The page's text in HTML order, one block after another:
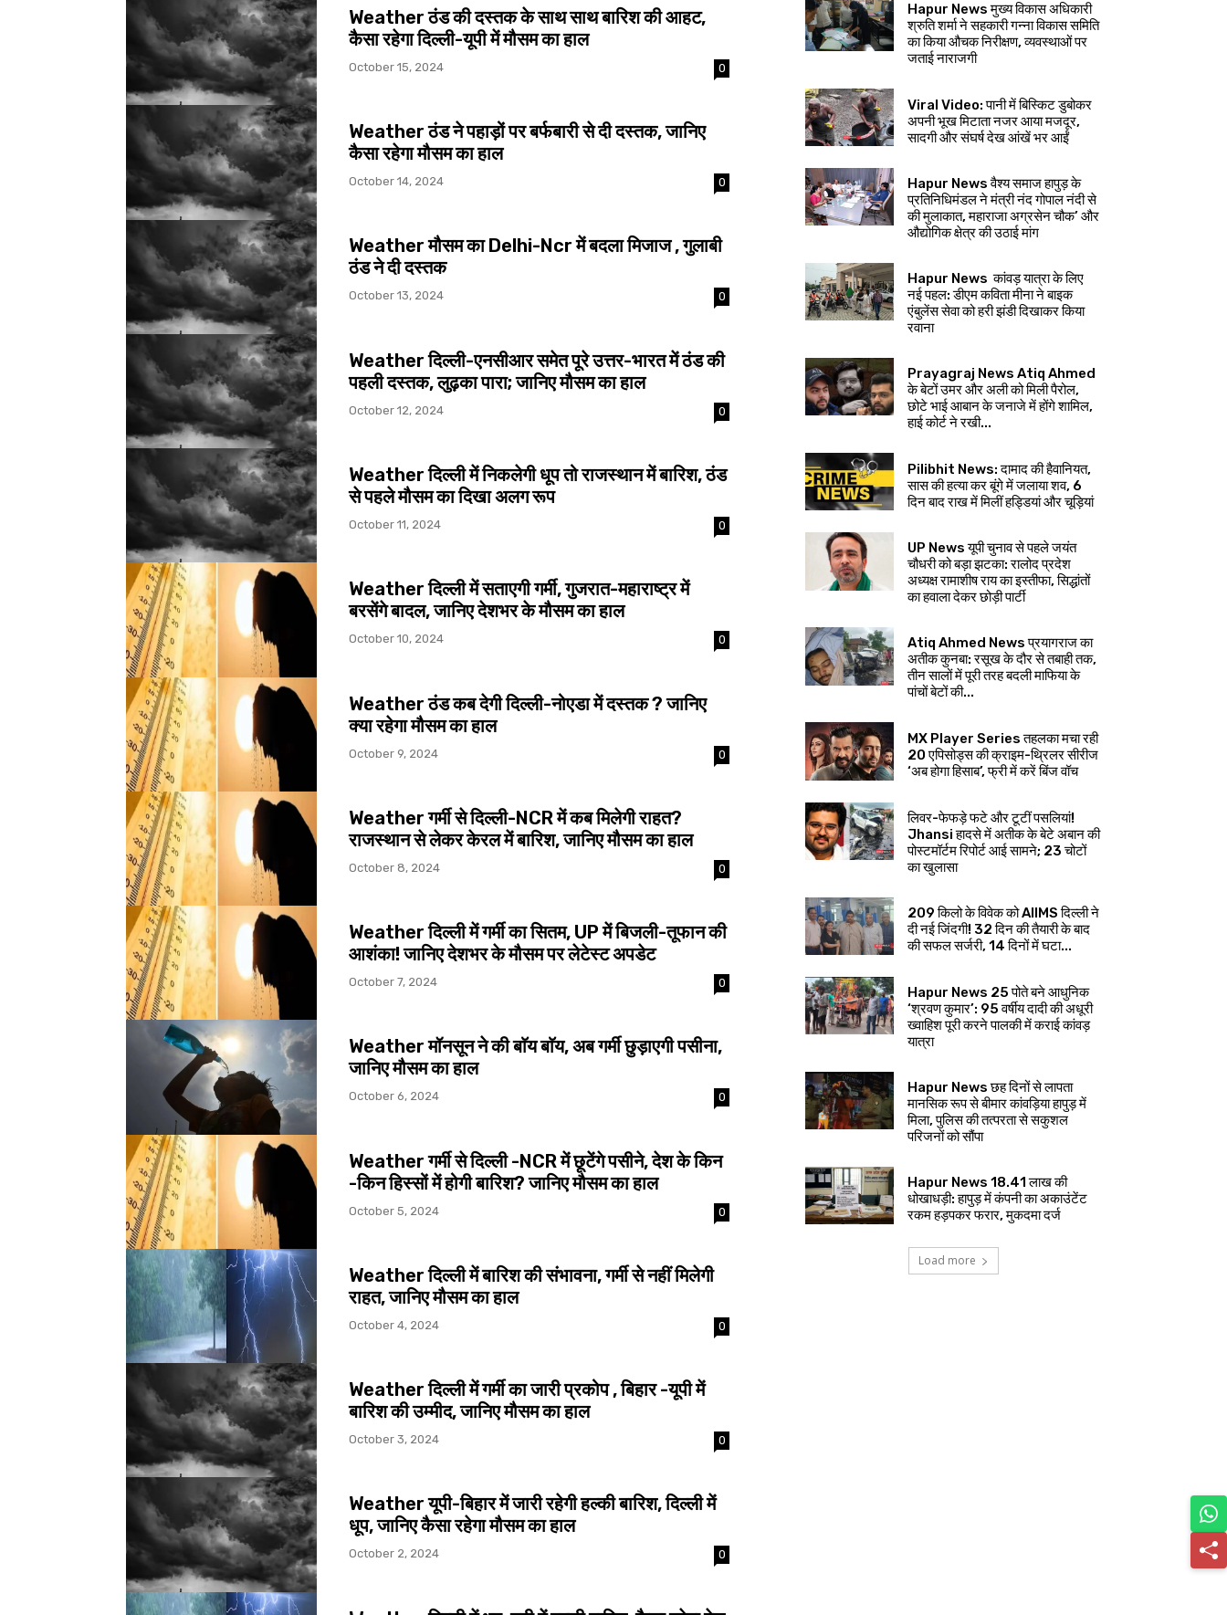
Weather ठंड की दस्तक के साथ साथ बारिश की आहट,
कैसा रहेगा दिल्ली-यूपी में मौसम का हाल
October 15, 2024 0
Weather ठंड ने पहाड़ों पर बर्फबारी से दी दस्तक, जानिए
कैसा रहेगा मौसम का हाल
October 14, 2024 0
Weather मौसम का Delhi-Ncr में बदला मिजाज , गुलाबी
ठंड ने दी दस्तक
October 13, 2024 0
Weather दिल्ली-एनसीआर समेत पूरे उत्तर-भारत में ठंड की
पहली दस्तक, लुढ़का पारा; जानिए मौसम का हाल
October 12, 2024 0
Weather दिल्ली में निकलेगी धूप तो राजस्थान में बारिश, ठंड
से पहले मौसम का दिखा अलग रूप
October 11, 2024 0
Weather दिल्ली में सताएगी गर्मी, गुजरात-महाराष्ट्र में
बरसेंगे बादल, जानिए देशभर के मौसम का हाल
October 10, 2024 0
Weather ठंड कब देगी दिल्ली-नोएडा में दस्तक ? जानिए
क्या रहेगा मौसम का हाल
October 9, 2024 0
Weather गर्मी से दिल्ली-NCR में कब मिलेगी राहत?
राजस्थान से लेकर केरल में बारिश, जानिए मौसम का हाल
October 8, 2024 0
Weather दिल्ली में गर्मी का सितम, UP में बिजली-तूफान की
आशंका! जानिए देशभर के मौसम पर लेटेस्ट अपडेट
October 7, 2024 0
Weather मॉनसून ने की बाॅय बाॅय, अब गर्मी छुड़ाएगी पसीना,
जानिए मौसम का हाल
October 6, 2024 0
Weather गर्मी से दिल्ली -NCR में छूटेंगे पसीने, देश के किन
-किन हिस्सों में होगी बारिश? जानिए मौसम का हाल
October 5, 2024 0
Weather दिल्ली में बारिश की संभावना, गर्मी से नहीं मिलेगी
राहत, जानिए मौसम का हाल
October 4, 2024 0
Weather दिल्ली में गर्मी का जारी प्रकोप , बिहार -यूपी में
बारिश की उम्मीद, जानिए मौसम का हाल
October 3, 2024 0
Weather यूपी-बिहार में जारी रहेगी हल्की बारिश, दिल्ली में
धूप, जानिए कैसा रहेगा मौसम का हाल
October 2, 2024 0
Hapur News मुख्य विकास अधिकारी
श्रुति शर्मा ने सहकारी गन्ना विकास समिति
का किया औचक निरीक्षण, व्यवस्थाओं पर
जताई नाराजगी
Viral Video: पानी में बिस्किट डुबोकर
अपनी भूख मिटाता नजर आया मजदूर,
सादगी और संघर्ष देख आंखें भर आईं
Hapur News वैश्य समाज हापुड़ के
प्रतिनिधिमंडल ने मंत्री नंद गोपाल नंदी से
की मुलाकात, महाराजा अग्रसेन चौक’ और
औद्योगिक क्षेत्र की उठाई मांग
Hapur News कांवड़ यात्रा के लिए
नई पहल: डीएम कविता मीना ने बाइक
एंबुलेंस सेवा को हरी झंडी दिखाकर किया
रवाना
Prayagraj News Atiq Ahmed
के बेटों उमर और अली को मिली पैरोल,
छोटे भाई आबान के जनाजे में होंगे शामिल,
हाई कोर्ट ने रखी...
Pilibhit News: दामाद की हैवानियत,
सास की हत्या कर बूंगे में जलाया शव, 6
दिन बाद राख में मिलीं हड्डियां और चूड़ियां
UP News यूपी चुनाव से पहले जयंत
चौधरी को बड़ा झटका: रालोद प्रदेश
अध्यक्ष रामाशीष राय का इस्तीफा, सिद्धांतों
का हवाला देकर छोड़ी पार्टी
Atiq Ahmed News प्रयागराज का
अतीक कुनबा: रसूख के दौर से तबाही तक,
तीन सालों में पूरी तरह बदली माफिया के
पांचों बेटों की...
MX Player Series तहलका मचा रही
20 एपिसोड्स की क्राइम-थ्रिलर सीरीज
‘अब होगा हिसाब’, फ्री में करें बिंज वॉच
लिवर-फेफड़े फटे और टूटीं पसलियां!
Jhansi हादसे में अतीक के बेटे अबान की
पोस्टमॉर्टम रिपोर्ट आई सामने; 23 चोटों
का खुलासा
209 किलो के विवेक को AIIMS दिल्ली ने
दी नई जिंदगी! 32 दिन की तैयारी के बाद
की सफल सर्जरी, 14 दिनों में घटा...
Hapur News 25 पोते बने आधुनिक
‘श्रवण कुमार’: 95 वर्षीय दादी की अधूरी
ख्वाहिश पूरी करने पालकी में कराई कांवड़
यात्रा
Hapur News छह दिनों से लापता
मानसिक रूप से बीमार कांवड़िया हापुड़ में
मिला, पुलिस की तत्परता से सकुशल
परिजनों को सौंपा
Hapur News 18.41 लाख की
धोखाधड़ी: हापुड़ में कंपनी का अकाउंटेंट
रकम हड़पकर फरार, मुकदमा दर्ज
Load more